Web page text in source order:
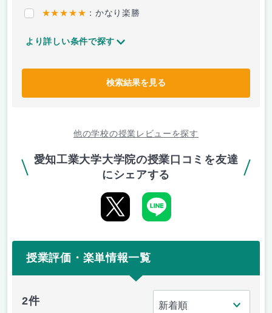
★★★★★ ：かなり楽勝
より詳しい条件で探す
検索結果を見る
他の学校の授業レビューを探す
愛知工業大学大学院の授業口コミを友達
にシェアする
授業評価・楽単情報一覧
2件